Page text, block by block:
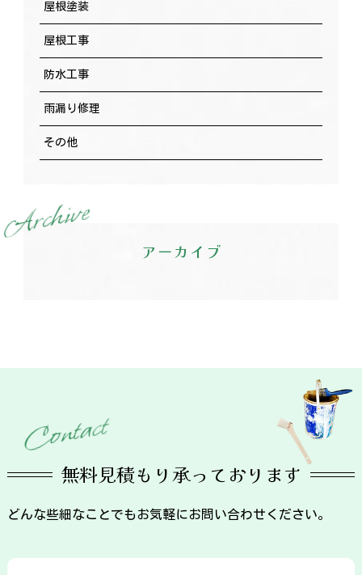
屋根塗装
屋根工事
防水工事
雨漏り修理
その他
Archive
アーカイブ
Contact
無料見積もり承っております
どんな些細なことでもお気軽にお問い合わせください。